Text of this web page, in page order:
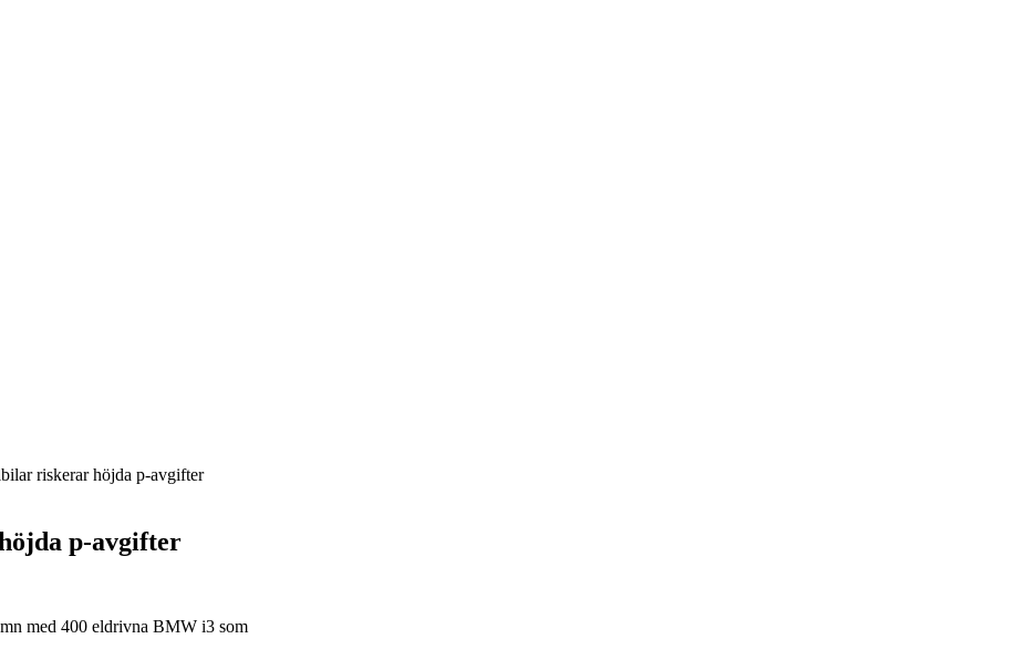
riskerar höjda p-avgifter
p-avgifter
med 400 eldrivna BMW i3 som